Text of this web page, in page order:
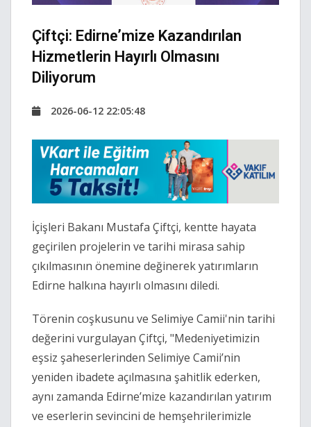
Çiftçi: Edirne’mize Kazandırılan
Hizmetlerin Hayırlı Olmasını
Diliyorum
2026-06-12 22:05:48
İçişleri Bakanı Mustafa Çiftçi, kentte hayata
geçirilen projelerin ve tarihi mirasa sahip
çıkılmasının önemine değinerek yatırımların
Edirne halkına hayırlı olmasını diledi.
Törenin coşkusunu ve Selimiye Camii'nin tarihi
değerini vurgulayan Çiftçi, "Medeniyetimizin
eşsiz şaheserlerinden Selimiye Camii’nin
yeniden ibadete açılmasına şahitlik ederken,
aynı zamanda Edirne’mize kazandırılan yatırım
ve eserlerin sevincini de hemşehrilerimizle